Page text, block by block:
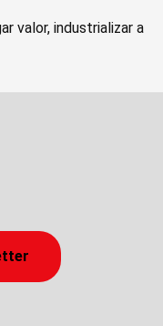
valor, industrializar a